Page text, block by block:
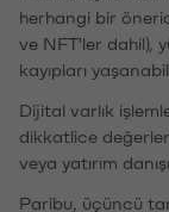
herhangi bir
ve NFT'ler dahil),
kayıpları
Dijital varlık
dikkatlice
veya yatırım
Paribu, üçüncü